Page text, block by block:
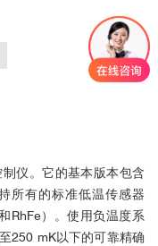
仪。它的基本版本包含
所有的标准低温传感器
RhFe）。使用负温度系
250 mK以下的可靠精确